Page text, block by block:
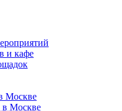
и кафе
Москве
в Москве